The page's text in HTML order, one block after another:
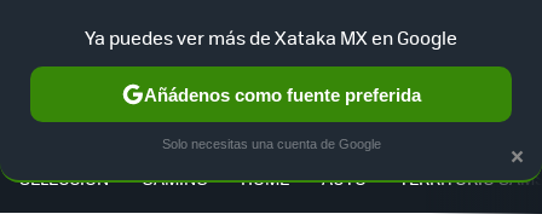
SELECCIÓN GAMING HOME AUTO TERRITORIO
×
Ya puedes ver más de Xataka MX en Google
Añádenos como fuente preferida
Solo necesitas una cuenta de Google